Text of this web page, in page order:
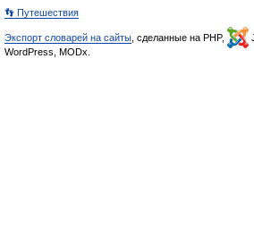
👣 Путешествия
Экспорт словарей на сайты , сделанные на PHP,
WordPress, MODx.